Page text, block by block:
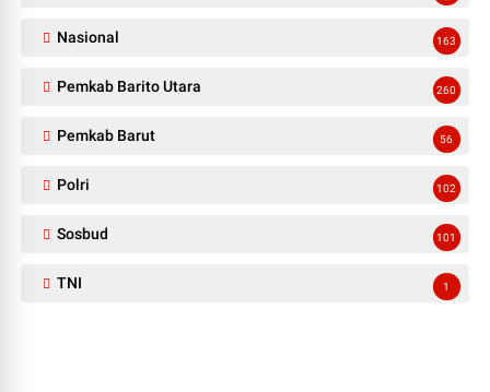
Nasional 163
Pemkab Barito Utara 260
Pemkab Barut 56
Polri 102
Sosbud 101
TNI 1